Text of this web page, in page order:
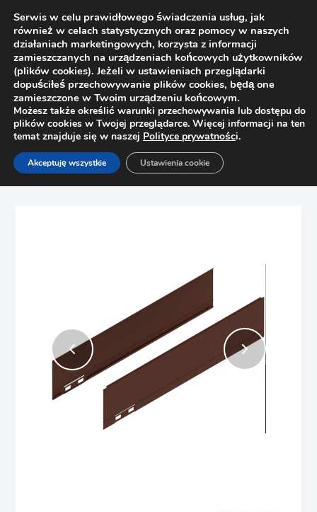
Strona główna Sklep
Szuflady
Wypełnienie Legrabox Blum 770M400AS 400mm wys. M,
Serwis w celu prawidłowego świadczenia usług, jak
również w celach statystycznych oraz pomocy w naszych
działaniach marketingowych, korzysta z informacji
zamieszczanych na urządzeniach końcowych użytkowników
(plików cookies). Jeżeli w ustawieniach przeglądarki
dopuściłeś przechowywanie plików cookies, będą one
zamieszczone w Twoim urządzeniu końcowym.
Możesz także określić warunki przechowywania lub dostępu do
plików cookies w Twojej przeglądarce. Więcej informacji na ten
temat znajduje się w naszej Polityce prywatności.
Akceptuję wszystkie Ustawienia cookie